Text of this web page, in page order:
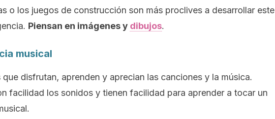
o los juegos de construcción son más proclives a desarrollar este
Piensan en imágenes y dibujos.
musical
que disfrutan, aprenden y aprecian las canciones y la música.
facilidad los sonidos y tienen facilidad para aprender a tocar un